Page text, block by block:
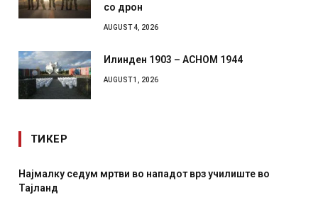
со дрон
AUGUST 4, 2026
Илинден 1903 – АСНОМ 1944
AUGUST 1, 2026
ТИКЕР
мртви во нападот врз училиште во
СОЗИС: